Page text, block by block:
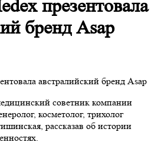
презентовала
бренд Asap
советник компании
косметолог, трихолог
рассказав об истории